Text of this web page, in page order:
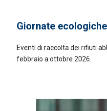
Giornate ecologiche
Eventi di raccolta dei rifiuti
febbraio a ottobre 2026.